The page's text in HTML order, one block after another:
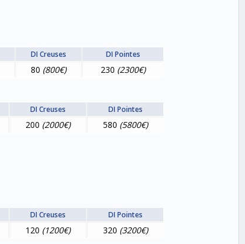
DI Creuses DI Pointes
80 (800€) 230 (2300€)
DI Creuses DI Pointes
200 (2000€) 580 (5800€)
DI Creuses DI Pointes
120 (1200€) 320 (3200€)